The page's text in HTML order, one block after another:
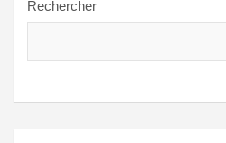
Rechercher